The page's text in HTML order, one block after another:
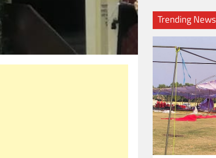
Trending News
What Is a Front-End Developer?